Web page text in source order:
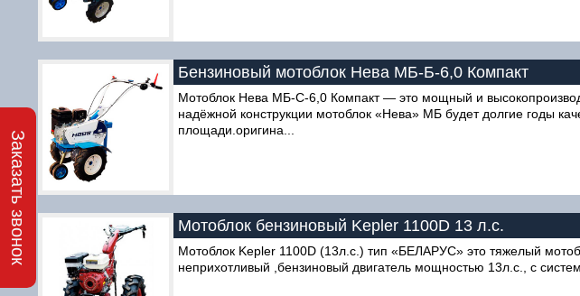
Бензиновый мотоблок Нева МБ-Б-6,0 Компакт
Мотоблок Нева МБ-С-6,0 Компакт — это мощный и
надёжной конструкции мотоблок «Нева» МБ будет долгие годы
площади.оригина...
Мотоблок бензиновый Kepler 1100D 13 л.с.
Мотоблок Kepler 1100D (13л.с.) тип «БЕЛАРУС» это тяжелый
неприхотливый ,бензиновый двигатель мощностью 13л.с., с
Заказать звонок